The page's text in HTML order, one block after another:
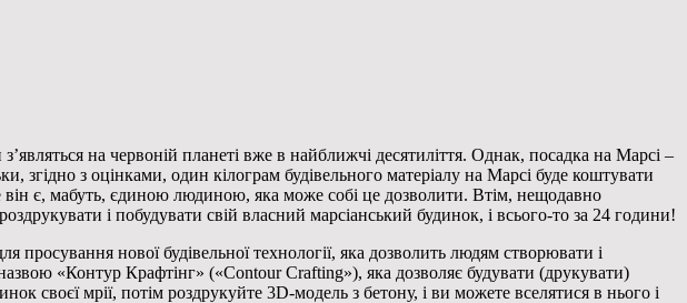
на червоній планеті вже в найближчі десятиліття. Однак, посадка на Марсі –
згідно з оцінками, один кілограм будівельного матеріалу на Марсі буде коштувати
є, мабуть, єдиною людиною, яка може собі це дозволити. Втім, нещодавно
і побудувати свій власний марсіанський будинок, і всього-то за 24 години!
нової будівельної технології, яка дозволить людям створювати і
«Контур Крафтінг» («Contour Crafting»), яка дозволяє будувати (друкувати)
своєї мрії, потім роздрукуйте 3D-модель з бетону, і ви можете вселятися в нього і